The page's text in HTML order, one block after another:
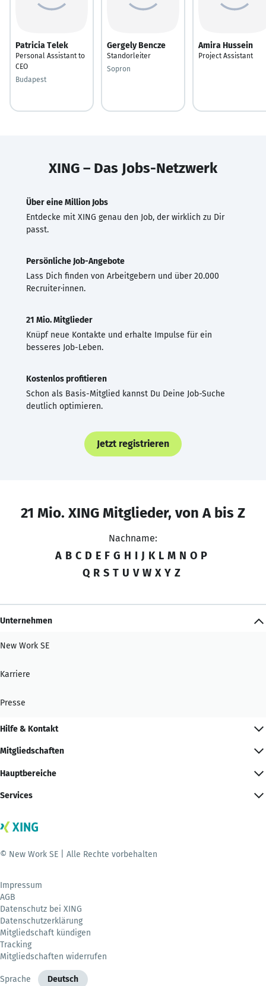
Patricia Telek
Personal Assistant to
CEO
Budapest
Gergely Bencze
Standorleiter
Sopron
Amira Hussein
Project Assistant
XING – Das Jobs-Netzwerk
Über eine Million Jobs
Entdecke mit XING genau den Job, der wirklich zu Dir
passt.
Persönliche Job-Angebote
Lass Dich finden von Arbeitgebern und über 20.000
Recruiter·innen.
21 Mio. Mitglieder
Knüpf neue Kontakte und erhalte Impulse für ein
besseres Job-Leben.
Kostenlos profitieren
Schon als Basis-Mitglied kannst Du Deine Job-Suche
deutlich optimieren.
Jetzt registrieren
21 Mio. XING Mitglieder, von A bis Z
Nachname:
A B C D E F G H I J K L M N O P
Q R S T U V W X Y Z
Unternehmen
New Work SE
Karriere
Presse
Hilfe & Kontakt
Mitgliedschaften
Hauptbereiche
Services
© New Work SE | Alle Rechte vorbehalten
Impressum
AGB
Datenschutz bei XING
Datenschutzerklärung
Mitgliedschaft kündigen
Tracking
Mitgliedschaften widerrufen
Sprache Deutsch